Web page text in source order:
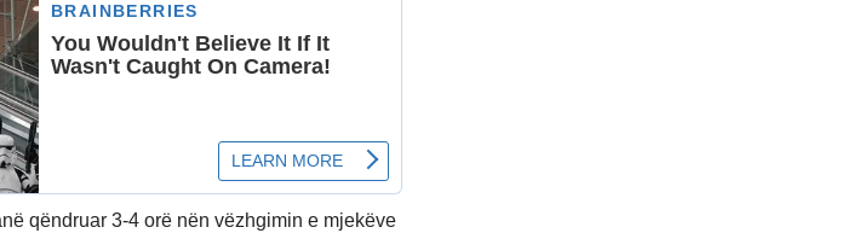
qëndruar 3-4 orë nën vëzhgimin e mjekëve